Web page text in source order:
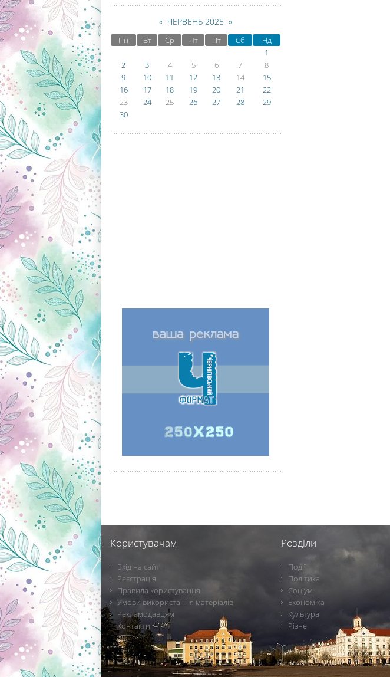
« ЧЕРВЕНЬ 2025 »
Пн Вт Ср Чт Пт Сб
Нд
1
2
3 4 5 6 7
8
9
10 11 12 13 14
15
16
17 18 19 20 21
22
23
24 25 26 27 28
29
30
Користувачам
Вхід на сайт
Реєстрація
Правила користування
Умови використання матеріалів
Рекламодавцям
Контакти
Розділи
Події
Політика
Соціум
Економіка
Культура
Різне